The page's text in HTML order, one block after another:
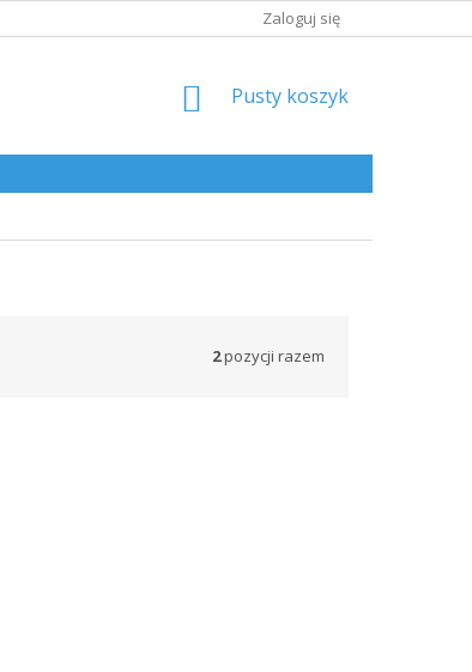
Zaloguj się
KOSZYK
Pusty koszyk
2pozycji razem